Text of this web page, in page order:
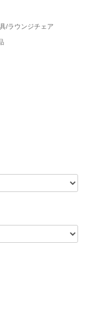
/ラウンジチェア